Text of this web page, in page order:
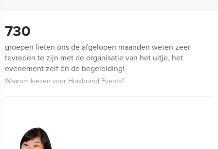
730
groepen lieten ons de afgelopen maanden weten zeer
tevreden te zijn met de organisatie van het uitje, het
evenement zelf én de begeleiding!
Waarom kiezen voor Huisbrand Events?